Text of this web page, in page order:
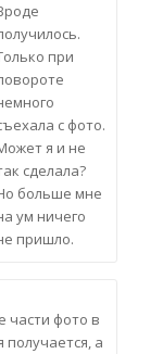
при
с фото.
я и не
сделала?
больше мне
ум ничего
пришло.
части фото в
а